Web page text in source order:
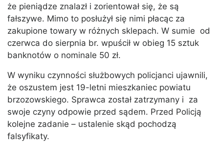
że pieniądze znalazł i zorientował się, że są
fałszywe. Mimo to posłużył się nimi płacąc za
zakupione towary w różnych sklepach. W sumie od
czerwca do sierpnia br. wpuścił w obieg 15 sztuk
banknotów o nominale 50 zł.
W wyniku czynności służbowych policjanci ujawnili,
że oszustem jest 19-letni mieszkaniec powiatu
brzozowskiego. Sprawca został zatrzymany i za
swoje czyny odpowie przed sądem. Przed Policją
kolejne zadanie – ustalenie skąd pochodzą
falsyfikaty.